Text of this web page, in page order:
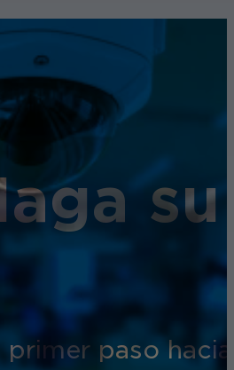
primer paso